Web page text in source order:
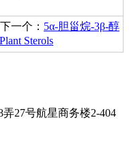
下一个： 5α-胆甾烷-3β-醇
Sterols
27号航星商务楼2-404